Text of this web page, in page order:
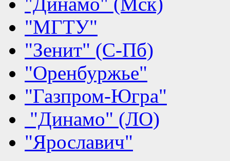
"МГТУ"
"Зенит" (С-Пб)
"Оренбуржье"
"Газпром-Югра"
"Динамо" (ЛО)
"Ярославич"